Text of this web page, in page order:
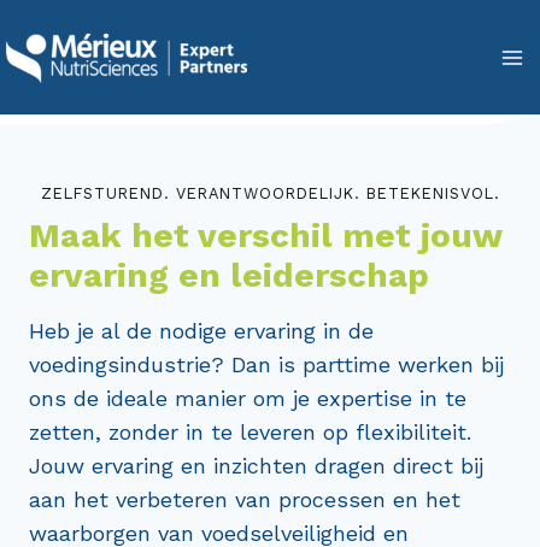
naar
inhoud
ZELFSTUREND. VERANTWOORDELIJK. BETEKENISVOL.
Maak het verschil met jouw
ervaring en leiderschap
Heb je al de nodige ervaring in de
voedingsindustrie? Dan is parttime werken bij
ons de ideale manier om je expertise in te
zetten, zonder in te leveren op flexibiliteit.
Jouw ervaring en inzichten dragen direct bij
aan het verbeteren van processen en het
waarborgen van voedselveiligheid en